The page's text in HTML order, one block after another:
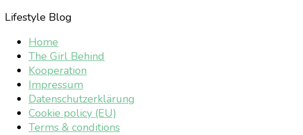
Lifestyle Blog
Home
The Girl Behind
Kooperation
Impressum
Datenschutzerklärung
Cookie policy (EU)
Terms & conditions